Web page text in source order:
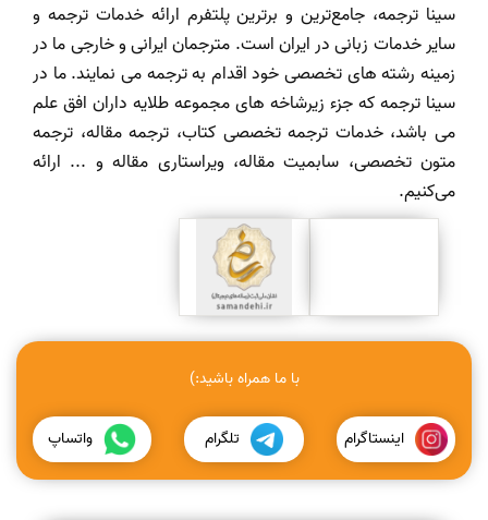
سینا ترجمه، جامع‌ترین و برترین پلتفرم ارائه خدمات ترجمه و
سایر خدمات زبانی در ایران است. مترجمان ایرانی و خارجی ما در
زمینه رشته های تخصصی خود اقدام به ترجمه می نمایند. ما در
سینا ترجمه که جزء زیرشاخه های مجموعه طلایه داران افق علم
می باشد، خدمات ترجمه تخصصی کتاب، ترجمه مقاله، ترجمه
متون تخصصی، سابمیت مقاله، ویراستاری مقاله و ... ارائه
می‌کنیم.
با ما همراه باشید:)
اینستاگرام تلگرام واتساپ